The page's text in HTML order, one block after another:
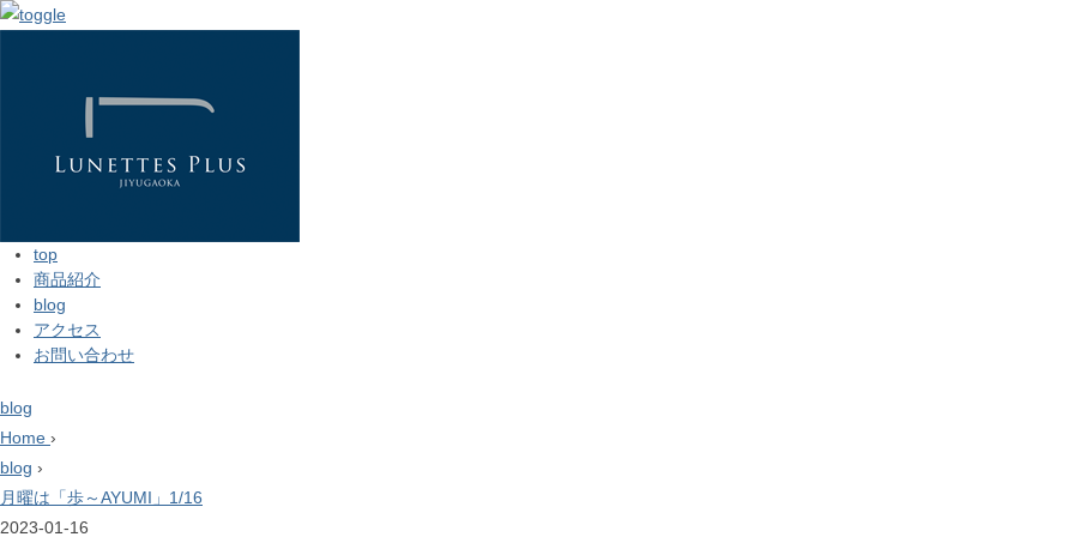
top
商品紹介
blog
アクセス
お問い合わせ
blog
Home ›
blog ›
月曜は「歩～AYUMI」1/16
2023-01-16